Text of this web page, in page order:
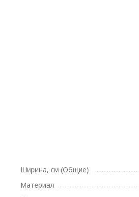
Ширина, см (Общие)
Материал